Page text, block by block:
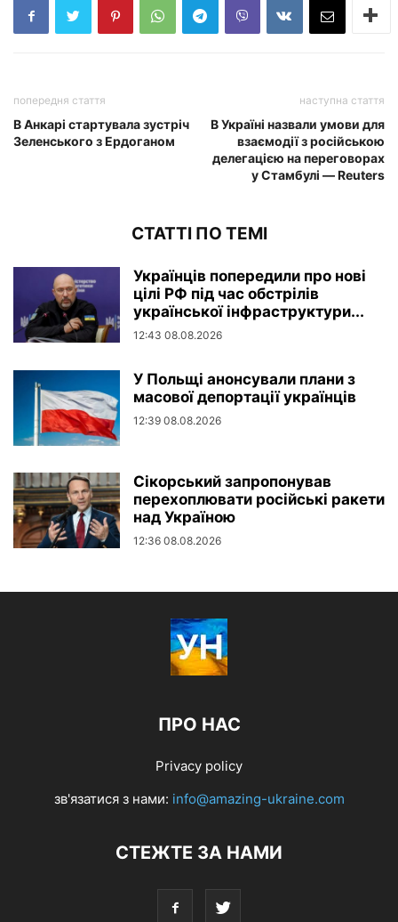
попередня стаття
В Анкарі стартувала зустріч
Зеленського з Ердоганом
наступна стаття
В Україні назвали умови для
взаємодії з російською
делегацією на переговорах
у Стамбулі — Reuters
СТАТТІ ПО ТЕМІ
Українців попередили про нові
цілі РФ під час обстрілів
української інфраструктури...
12:43 08.08.2026
У Польщі анонсували плани з
масової депортації українців
12:39 08.08.2026
Сікорський запропонував
перехоплювати російські ракети
над Україною
12:36 08.08.2026
ПРО НАС
Privacy policy
зв'язатися з нами: info@amazing-ukraine.com
СТЕЖТЕ ЗА НАМИ